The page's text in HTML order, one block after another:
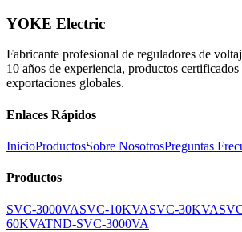
YOKE Electric
Fabricante profesional de reguladores de
10 años de experiencia, productos
exportaciones globales.
Enlaces Rápidos
InicioProductosSobre NosotrosPreguntas
Productos
SVC-3000VASVC-10KVASVC-30KVA
60KVATND-SVC-3000VA